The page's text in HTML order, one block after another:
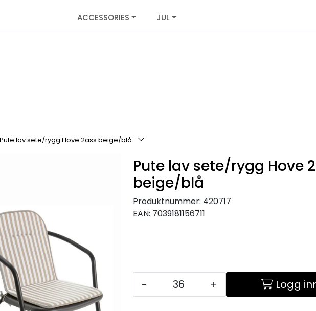
ACCESSORIES JUL
Pute lav sete/rygg Hove 2ass beige/blå
Pute lav sete/rygg Hove
beige/blå
Produktnummer: 420717
EAN: 7039181156711
- + Logg